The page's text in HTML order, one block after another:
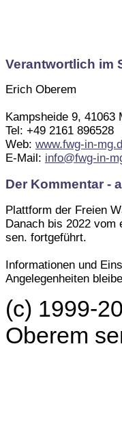
Verantwortlich im
Erich Oberem
Kampsheide 9, 41063
Tel: +49 2161 896528
Web: www.fwg-in-
E-Mail: info@fwg-in-
Der Kommentar -
Plattform der Freien
Danach bis 2022 vom
sen. fortgeführt.
Informationen und
Angelegenheiten
(c) 1999-
Oberem